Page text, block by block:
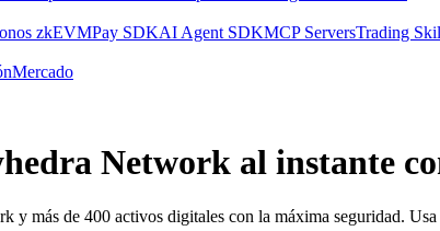
zkEVMPay SDKAI Agent SDKMCP ServersTrading
Mercado
Network al instante
y más de 400 activos digitales con la máxima seguridad.